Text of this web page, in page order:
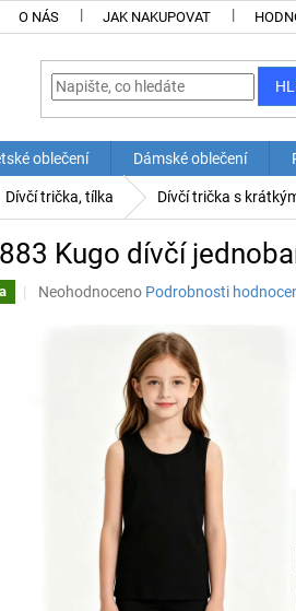
O NÁS JAK NAKUPOVAT
oblečení Dámské oblečení
Dívčí trička, tílka Dívčí trička s
Kugo dívčí
Průměrné
Neohodnoceno Podrobnosti